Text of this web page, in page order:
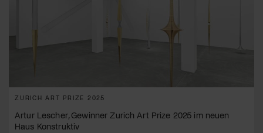
ZURICH ART PRIZE 2025
Artur Lescher, Gewinner Zurich Art Prize 2025 im neuen
Haus Konstruktiv